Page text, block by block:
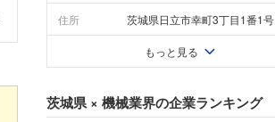
住所 茨城県日立市幸町3丁目1番1号
もっと見る
茨城県× 機械業界の企業ランキング